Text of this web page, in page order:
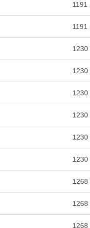
1191
1191
1230
1230
1230
1230
1230
1230
1268
1268
1268